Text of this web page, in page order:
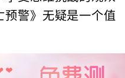
警》无疑是一个值